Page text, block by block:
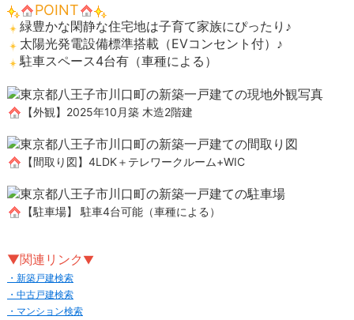
POINT
緑豊かな閑静な住宅地は子育て家族にぴったり♪
太陽光発電設備標準搭載（EVコンセント付）♪
駐車スペース4台有（車種による）
【外観】2025年10月築 木造2階建
【間取り図】4LDK＋テレワークルーム+WIC
【駐車場】 駐車4台可能（車種による）
▼関連リンク ▼
・新築戸建検索
・中古戸建検索
・マンション検索